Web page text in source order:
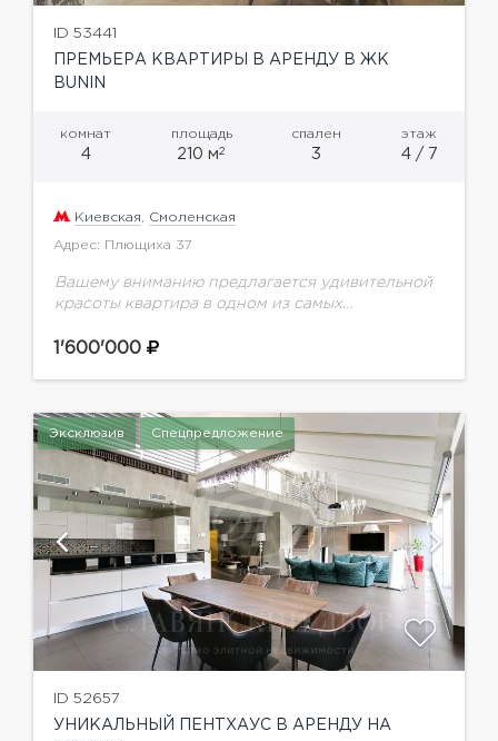
ID 53441
ПРЕМЬЕРА КВАРТИРЫ В АРЕНДУ В ЖК
BUNIN
комнат
4
площадь
210 м2
спален
3
этаж
4 / 7
Киевская, Смоленская
Адрес: Плющиха 37
Вашему вниманию предлагается удивительной
красоты квартира в одном из самых
ремонт, внимание к деталям, мировые бренды
1'600'000
Эксклюзив Спецпредложение
ID 52657
УНИКАЛЬНЫЙ ПЕНТХАУС В АРЕНДУ НА